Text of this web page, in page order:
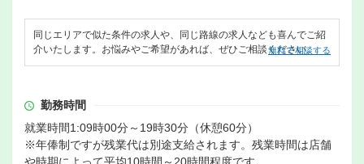
同じエリアで似た条件の求人や、同じ路線の求人なども喜んでご紹
介いたします。お悩みやご希望があれば、ぜひご相談ください。
無料で相談する
勤務時間
就業時間1:09時00分～19時30分（休憩60分）
※年俸制ですが残業代は別途支給されます。残業時間は店舗